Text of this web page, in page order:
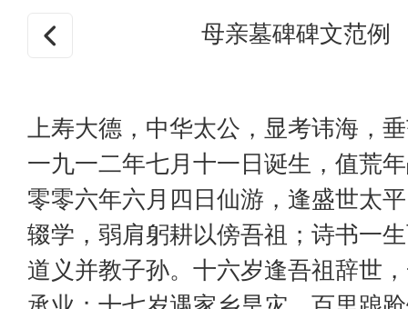
母亲墓碑碑文范例
上寿大德，中华太公，显考讳海，
一九一二年七月十一日诞生，值荒
零零六年六月四日仙游，逢盛世太
辍学，弱肩躬耕以傍吾祖；诗书一
道义并教子孙。十六岁逢吾祖辞世